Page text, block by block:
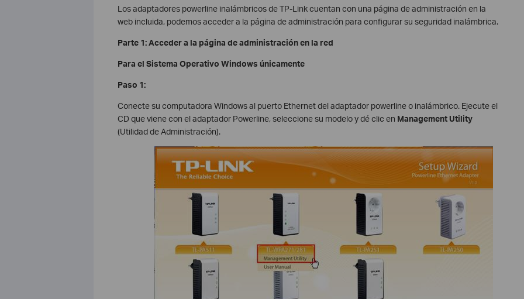
Los adaptadores powerline inalámbricos de TP-Link cuentan con una página de administración en la
web incluida, podemos acceder a la página de administración para configurar su seguridad inalámbrica.
Parte 1: Acceder a la página de administración en la red
Para el Sistema Operativo Windows únicamente
Paso 1:
Conecte su computadora Windows al puerto Ethernet del adaptador powerline o inalámbrico. Ejecute el
CD que viene con el adaptador Powerline, seleccione su modelo y dé clic en Management Utility
(Utilidad de Administración).